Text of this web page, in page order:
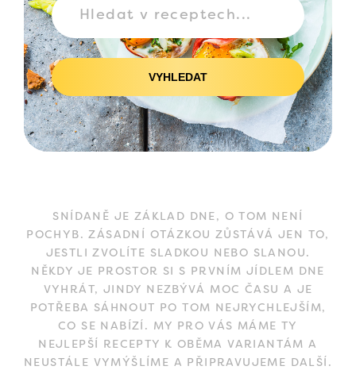
VYHLEDAT
SNÍDANĚ JE ZÁKLAD DNE, O TOM NENÍ
POCHYB. ZÁSADNÍ OTÁZKOU ZŮSTÁVÁ JEN TO,
JESTLI ZVOLÍTE SLADKOU NEBO SLANOU.
NĚKDY JE PROSTOR SI S PRVNÍM JÍDLEM DNE
VYHRÁT, JINDY NEZBÝVÁ MOC ČASU A JE
POTŘEBA SÁHNOUT PO TOM NEJRYCHLEJŠÍM,
CO SE NABÍZÍ. MY PRO VÁS MÁME TY
NEJLEPŠÍ RECEPTY K OBĚMA VARIANTÁM A
NEUSTÁLE VYMÝŠLÍME A PŘIPRAVUJEME DALŠÍ.